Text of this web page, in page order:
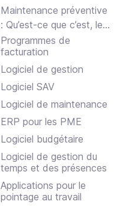
STEL Order
Maintenance préventive
: Qu’est-ce que c’est, les
types et comment le
faire efficacement
Programmes de
facturation
Logiciel de gestion
Logiciel SAV
Logiciel de maintenance
ERP pour les PME
Logiciel budgétaire
Logiciel de gestion du
temps et des présences
Applications pour le
pointage au travail